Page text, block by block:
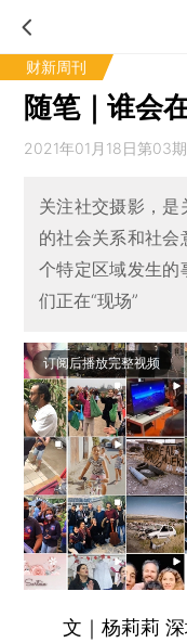
财新周刊
随笔｜谁会
2021年01月18日第03期
关注社交摄影，
的社会关系和社
个特定区域发生
们正在“现场”
订阅后播放完整视频
文｜杨莉莉 深